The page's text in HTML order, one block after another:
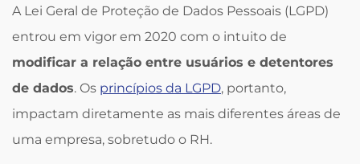
A Lei Geral de Proteção de Dados Pessoais (LGPD)
entrou em vigor em 2020 com o intuito de
modificar a relação entre usuários e detentores
de dados. Os princípios da LGPD, portanto,
impactam diretamente as mais diferentes áreas de
uma empresa, sobretudo o RH.